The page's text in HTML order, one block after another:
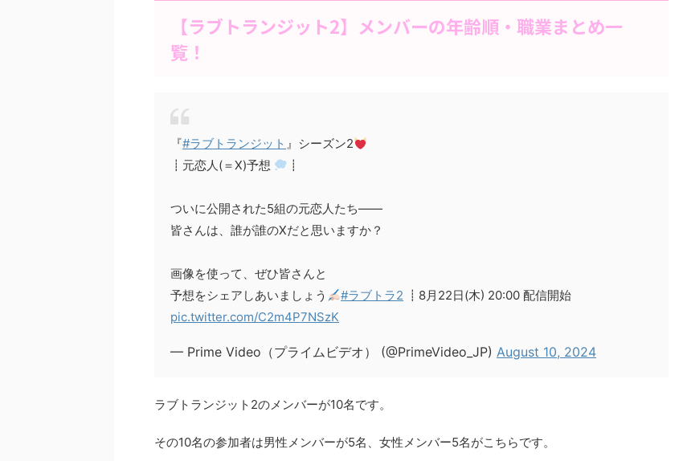
【ラブトランジット2】メンバーの年齢順・職業まとめ一
覧！
『#ラブトランジット 』シーズン2
┋元恋人(＝X)予想
┋
ついに公開された5組の元恋人たち――
皆さんは、誰が誰のXだと思いますか？
画像を使って、ぜひ皆さんと
予想をシェアしあいましょう
#ラブトラ2 ┋8月22日(木) 20:00 配信開始
pic.twitter.com/C2m4P7NSzK
— Prime Video（プライムビデオ） (@PrimeVideo_JP) August 10, 2024
ラブトランジット2のメンバーが10名です。
その10名の参加者は男性メンバーが5名、女性メンバー5名がこちらです。